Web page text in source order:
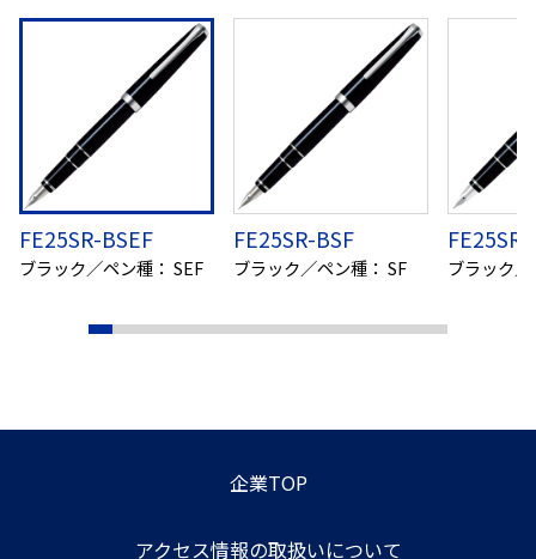
FE25SR-BSEF
ブラック／ペン種： SEF
FE25SR-BSF
ブラック／ペン種： SF ブラック
企業TOP
アクセス情報の取扱いについて